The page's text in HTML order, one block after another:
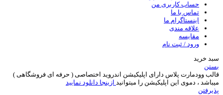
حساب کاربری من
تماس با ما
اینستاگرام ما
علاقه مندی
مقایسه
ورود / ثبت نام
سبد خرید
بستن
قالب وودمارت پلاس دارای اپلیکیشن اندروید اختصاصی ( حرفه ای فروشگاهی )
میباشد ، دموی این اپلیکیشن را میتوانید ازینجا دانلود نمایید
پذیرفتن